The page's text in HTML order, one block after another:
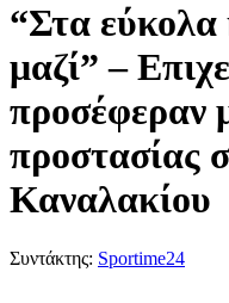
“Στα εύκολα
μαζί” –
προσέφεραν
προστασίας
Καναλακίου
Συντάκτης: Sportime24